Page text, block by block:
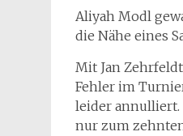
Aliyah Modl
die Nähe eines
Mit Jan
Fehler im
leider annulliert.
nur zum